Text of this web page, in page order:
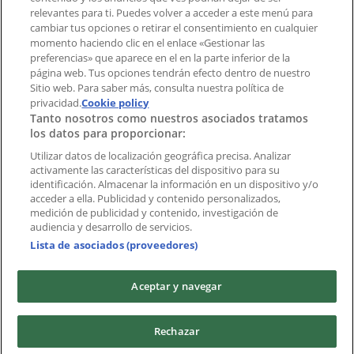
Índices
Marcas
Marcas locales
Negocios
Negocios cercanos
Productos
Productos locales
Ciudades
Descargar la APP Tiendeo
Copyright © Tiendeo ® 2026 · Shopfully Marketing S.L.U. –
Palau de Mar – 08039 Barcelona, Spain
relevantes para ti. Puedes volver a acceder a este menú para
cambiar tus opciones o retirar el consentimiento en cualquier
momento haciendo clic en el enlace «Gestionar las
preferencias» que aparece en el en la parte inferior de la
página web. Tus opciones tendrán efecto dentro de nuestro
Sitio web. Para saber más, consulta nuestra política de
privacidad.Cookie policy
Tanto nosotros como nuestros asociados tratamos
los datos para proporcionar:
Utilizar datos de localización geográfica precisa. Analizar
activamente las características del dispositivo para su
identificación. Almacenar la información en un dispositivo y/o
acceder a ella. Publicidad y contenido personalizados,
medición de publicidad y contenido, investigación de
audiencia y desarrollo de servicios.
Lista de asociados (proveedores)
Aceptar y navegar
Rechazar